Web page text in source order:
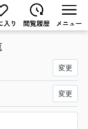
変更
変更